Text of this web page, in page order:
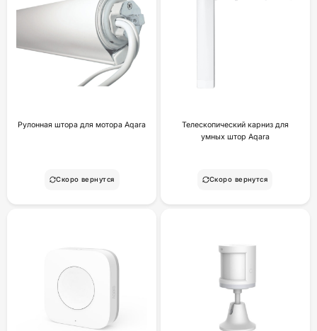
Рулонная штора для мотора Aqara
Скоро вернутся
Телескопический карниз для
умных штор Aqara
Скоро вернутся